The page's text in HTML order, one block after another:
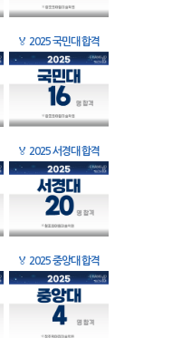
🏅 2025 국민대 합격
🏅 2025 서경대 합격
🏅 2025 중앙대 합격